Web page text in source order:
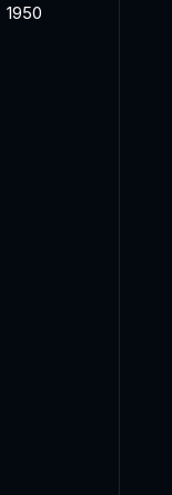
1950